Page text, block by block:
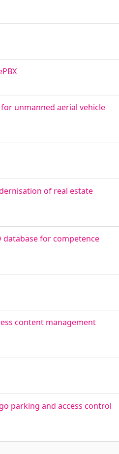
unmanned aerial vehicle
of real estate
database for competence
content management
parking and access control